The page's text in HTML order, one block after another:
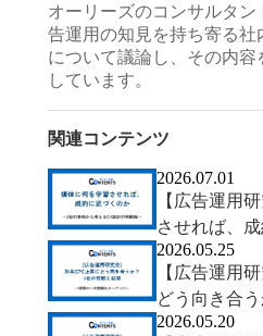
オーリーズのコンサルタ
告運用の知見を持ち寄る社
について議論し、その内容
しています。
関連コンテンツ
2026.07.01
【広告運用
させれば、
社の事例から
軸
2026.05.25
【広告運用
どう向き合
2026.05.20